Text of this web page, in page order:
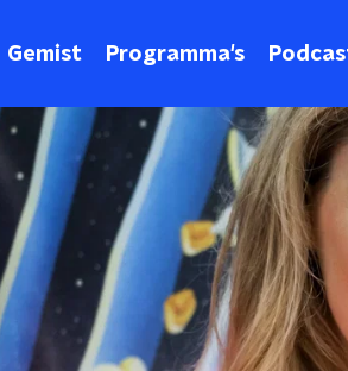
Gemist Programma's